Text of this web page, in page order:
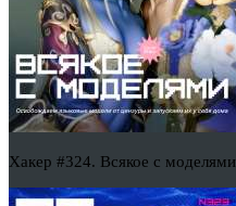
Хакер #324. Всякое с моделями